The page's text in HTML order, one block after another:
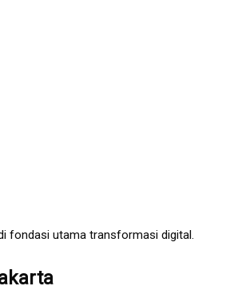
fondasi utama transformasi digital.